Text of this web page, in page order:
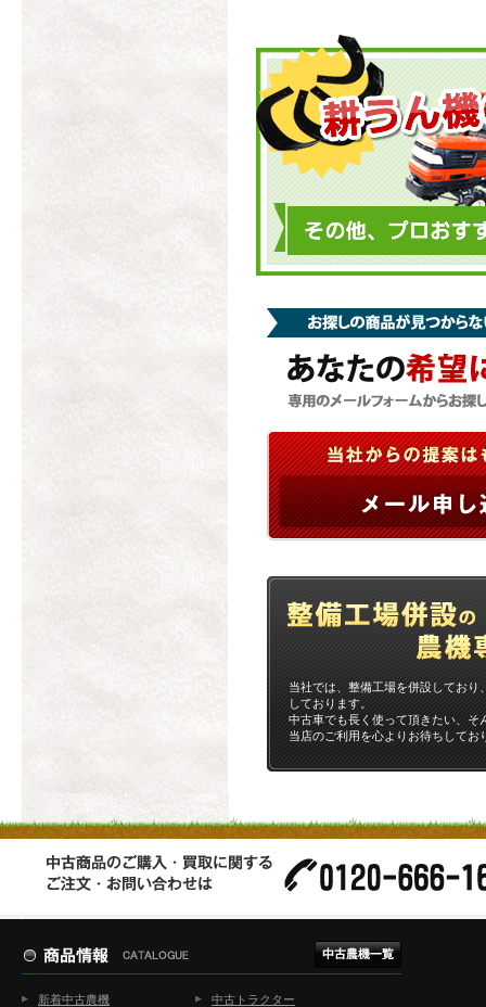
当社では、整備工場を併設してお
しております。
中古車でも長く使って頂きたい、そ
当店のご利用を心よりお待ちしてお
新着中古農機 中古トラクター